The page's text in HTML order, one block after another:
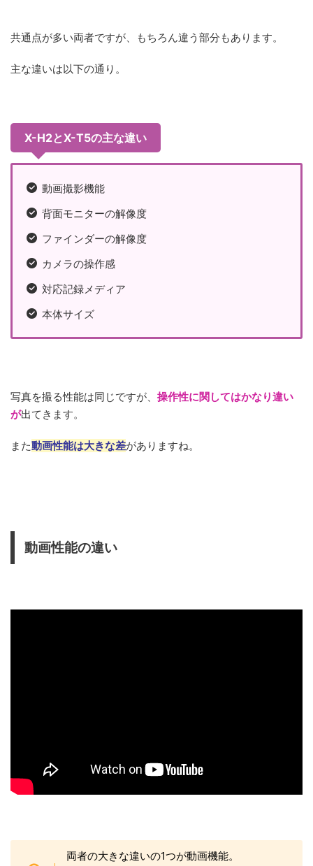
共通点が多い両者ですが、もちろん違う部分もあります。
主な違いは以下の通り。
X-H2とX-T5の主な違い
動画撮影機能
背面モニターの解像度
ファインダーの解像度
カメラの操作感
対応記録メディア
本体サイズ
写真を撮る性能は同じですが、 操作性に関してはかなり違い
が出てきます。
また動画性能は大きな差がありますね。
動画性能の違い
両者の大きな違いの1つが動画機能。